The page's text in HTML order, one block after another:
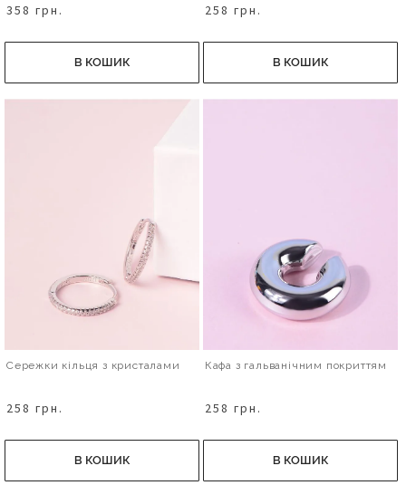
358 грн.
В КОШИК
258 грн.
В КОШИК
Сережки кільця з кристалами
258 грн.
В КОШИК
Кафа з гальванічним покриттям
258 грн.
В КОШИК